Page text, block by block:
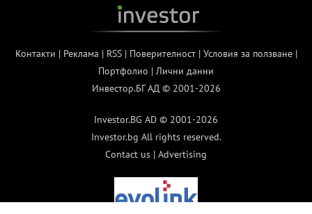
Контакти | Реклама | RSS| Поверителност| Условия за ползване|
Портфолио | Лични данни
Инвестор.БГ АД © 2001-2026
Investor.BG AD © 2001-2026
Investor.bg All rights reserved.
Contact us | Advertising